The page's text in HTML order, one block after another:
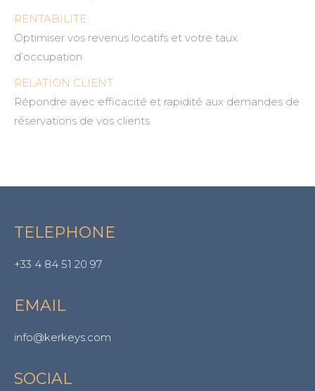
RENTABILITE
Optimiser vos revenus locatifs et votre taux
d’occupation
RELATION CLIENT
Répondre avec efficacité et rapidité aux demandes de
réservations de vos clients
TELEPHONE
+33 4 84 51 20 97
EMAIL
info@kerkeys.com
SOCIAL